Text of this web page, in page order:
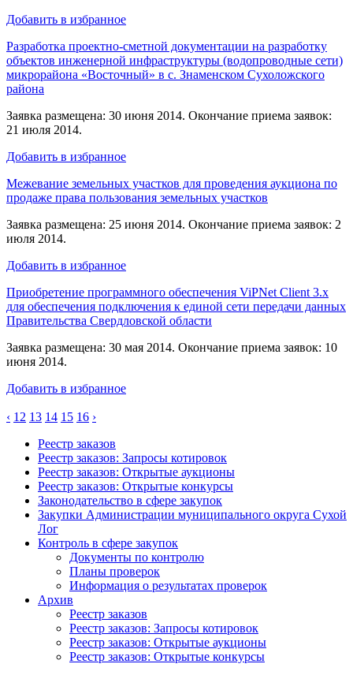
Добавить в избранное
Разработка проектно-сметной документации на разработку
объектов инженерной инфраструктуры (водопроводные сети)
микрорайона «Восточный» в с. Знаменском Сухоложского
района
Заявка размещена: 30 июня 2014. Окончание приема заявок:
21 июля 2014.
Добавить в избранное
Межевание земельных участков для проведения аукциона по
продаже права пользования земельных участков
Заявка размещена: 25 июня 2014. Окончание приема заявок: 2
июля 2014.
Добавить в избранное
Приобретение программного обеспечения ViPNet Client 3.x
для обеспечения подключения к единой сети передачи данных
Правительства Свердловской области
Заявка размещена: 30 мая 2014. Окончание приема заявок: 10
июня 2014.
Добавить в избранное
‹ 12 13 14 15 16 ›
Реестр заказов
Реестр заказов: Запросы котировок
Реестр заказов: Открытые аукционы
Реестр заказов: Открытые конкурсы
Законодательство в сфере закупок
Закупки Администрации муниципального округа Сухой
Лог
Контроль в сфере закупок
Документы по контролю
Планы проверок
Информация о результатах проверок
Архив
Реестр заказов
Реестр заказов: Запросы котировок
Реестр заказов: Открытые аукционы
Реестр заказов: Открытые конкурсы